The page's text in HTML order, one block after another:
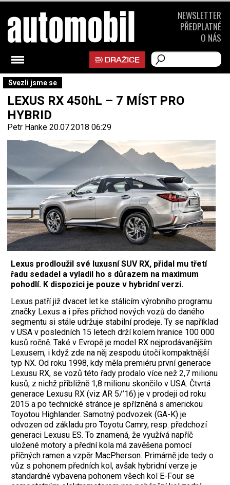
Svezli jsme se
LEXUS RX 450hL – 7 MÍST PRO
HYBRID
Petr Hanke 20.07.2018 06:29
Lexus prodloužil své luxusní SUV RX, přidal mu třetí
řadu sedadel a vyladil ho s důrazem na maximum
pohodlí. K dispozici je pouze v hybridní verzi.
Lexus patří již dvacet let ke stálicím výrobního programu
značky Lexus a i přes příchod nových vozů do daného
segmentu si stále udržuje stabilní prodeje. Ty se například
v USA v posledních 15 letech drží kolem hranice 100 000
kusů ročně. Také v Evropě je model RX nejprodávanějším
Lexusem, i když zde na něj zespodu útočí kompaktnější
typ NX. Od roku 1998, kdy měla premiéru první generace
Lexusu RX, se vozů této řady prodalo více než 2,7 milionu
kusů, z nichž přibližně 1,8 milionu skončilo v USA. Čtvrtá
generace Lexusu RX (viz AR 5/’16) je v prodeji od roku
2015 a po technické stránce je spřízněná s americkou
Toyotou Highlander. Samotný podvozek (GA-K) je
odvozen od základu pro Toyotu Camry, resp. předchozí
generaci Lexusu ES. To znamená, že využívá napříč
uložené motory a přední kola má zavěšena pomocí
příčných ramen a vzpěr MacPherson. Primárně jde tedy o
vůz s pohonem předních kol, avšak hybridní verze je
standardně vybavena pohonem všech kol E-Four se
NEWSLETTER
PŘEDPLATNÉ
O NÁS